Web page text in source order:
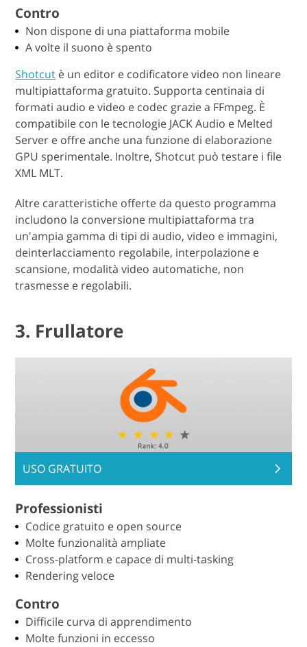
Contro
Non dispone di una piattaforma mobile
A volte il suono è spento
Shotcut è un editor e codificatore video non lineare
multipiattaforma gratuito. Supporta centinaia di
formati audio e video e codec grazie a FFmpeg. È
compatibile con le tecnologie JACK Audio e Melted
Server e offre anche una funzione di elaborazione
GPU sperimentale. Inoltre, Shotcut può testare i file
XML MLT.
Altre caratteristiche offerte da questo programma
includono la conversione multipiattaforma tra
un'ampia gamma di tipi di audio, video e immagini,
deinterlacciamento regolabile, interpolazione e
scansione, modalità video automatiche, non
trasmesse e regolabili.
3. Frullatore
USO GRATUITO
Professionisti
Codice gratuito e open source
Molte funzionalità ampliate
Cross-platform e capace di multi-tasking
Rendering veloce
Contro
Difficile curva di apprendimento
Molte funzioni in eccesso